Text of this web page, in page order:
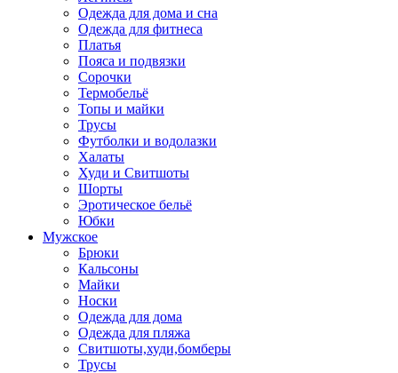
Одежда для дома и сна
Одежда для фитнеса
Платья
Пояса и подвязки
Сорочки
Термобельё
Топы и майки
Трусы
Футболки и водолазки
Халаты
Худи и Свитшоты
Шорты
Эротическое бельё
Юбки
Мужское
Брюки
Кальсоны
Майки
Носки
Одежда для дома
Одежда для пляжа
Свитшоты,худи,бомберы
Трусы